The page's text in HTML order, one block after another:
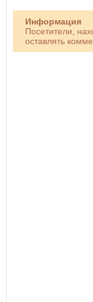
Информация
Посетители,
оставлять